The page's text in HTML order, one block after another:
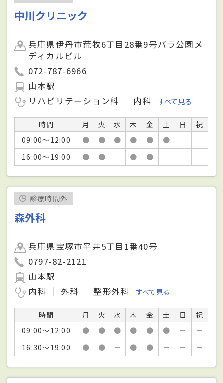
中川クリニック
兵庫県伊丹市荒牧6丁目28番9号バラ公園メ
ディカルビル
072-787-6966
山本駅
リハビリテーション科
内科 すべて見る
時間 月 火 水 木 金 土 日
祝
09:00～12:00
● ● ● ● ● ● －
－
16:00～19:00
● ● － ● ● － － －
診療時間外
森外科
兵庫県宝塚市平井5丁目1番40号
0797-82-2121
山本駅
内科
外科 整形外科 すべて見る
時間 月 火 水 木 金 土 日
祝
09:00～12:00
● ● ● ● ● ● －
－
16:30～19:00
● ● － ● ● － － －